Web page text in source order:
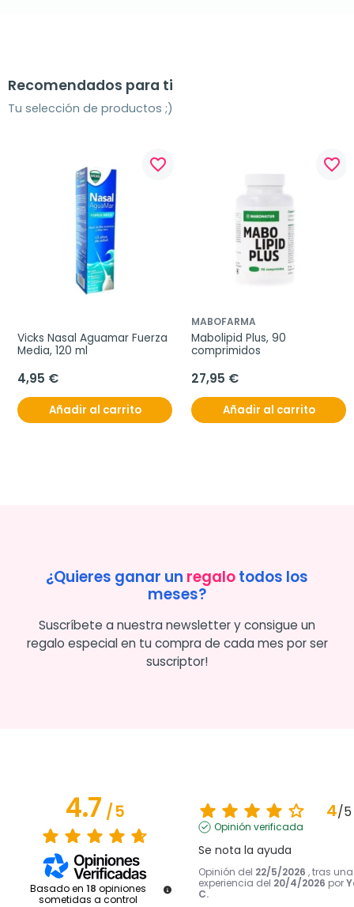
Recomendados para ti
Tu selección de productos ;)
favorite_border
Vicks Nasal Aguamar Fuerza
Media, 120 ml
4,95 €
Añadir al carrito
favorite_border
MABOFARMA
Mabolipid Plus, 90
comprimidos
27,95 €
Añadir al carrito
¿Quieres ganar un regalotodos los
meses?
Suscríbete a nuestra newsletter y consigue un
regalo especial en tu compra de cada mes por ser
suscriptor!
4.7/5
Basado en 18 opiniones
sometidas a control
4/5
Opinión verificada
Se nota la ayuda
Opinión del 22/5/2026 , tras una
experiencia del 20/4/2026 por
C.